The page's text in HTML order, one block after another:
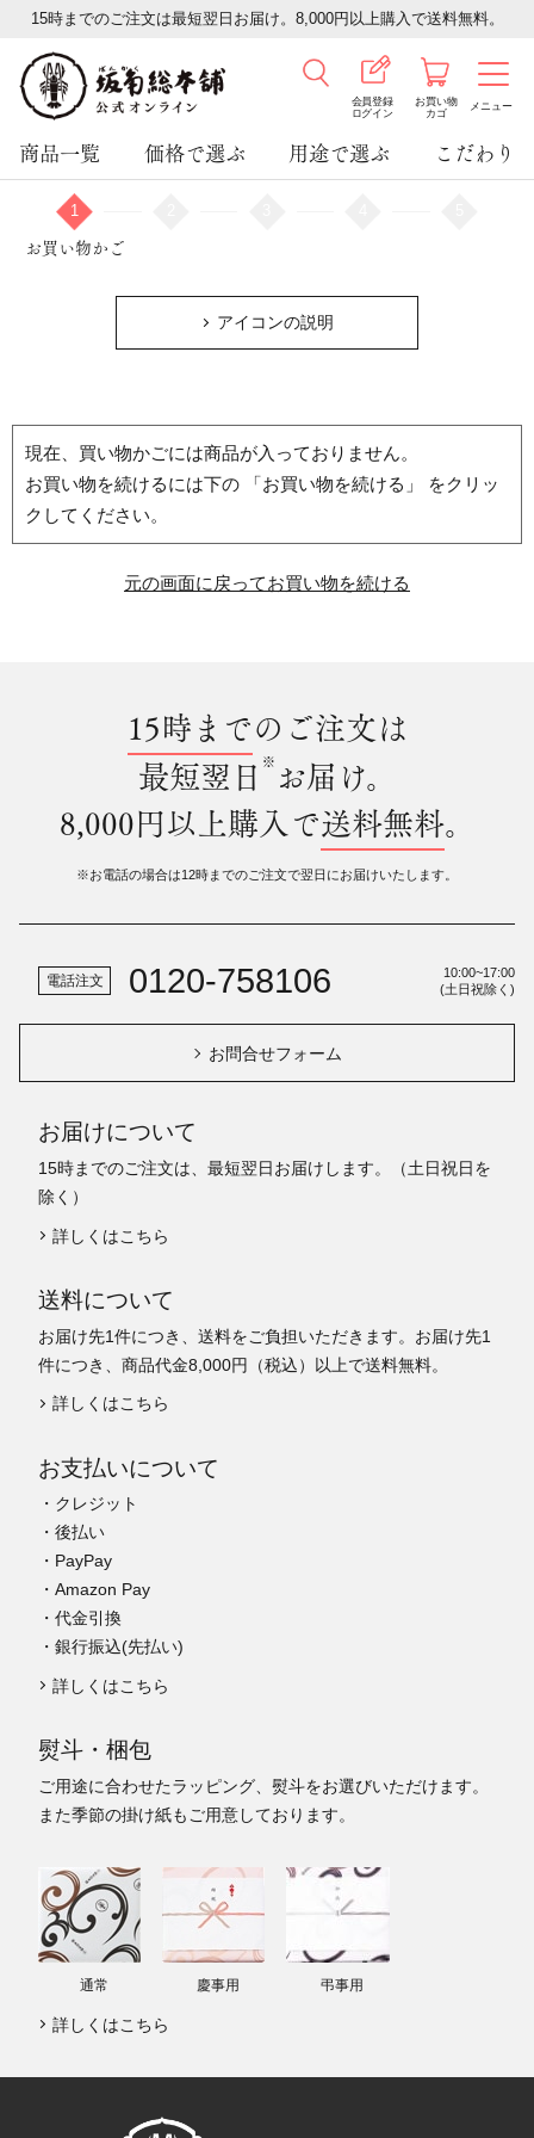
15時までのご注文は最短翌日お届け。8,000円以上購入で送料無料。
会員登録
ログイン
お買い物
カゴ
メニュー
商品一覧 価格で選ぶ 用途で選ぶ こだわり
1
お買い物かご
アイコンの説明
現在、買い物かごには商品が入っておりません。
お買い物を続けるには下の 「お買い物を続ける」 をクリッ
クしてください。
元の画面に戻ってお買い物を続ける
15時までのご注文は
最短翌日 ※ お届け。
8,000円以上購入で送料無料。
※お電話の場合は12時までのご注文で翌日にお届けいたします。
電話注文 0120-758106
10:00~17:00
(土日祝除く)
お問合せフォーム
お届けについて
15時までのご注文は、最短翌日お届けします。（土日祝日を
除く）
詳しくはこちら
送料について
お届け先1件につき、送料をご負担いただきます。お届け先1
件につき、商品代金8,000円（税込）以上で送料無料。
詳しくはこちら
お支払いについて
・クレジット
・後払い
・PayPay
・Amazon Pay
・代金引換
・銀行振込(先払い)
詳しくはこちら
熨斗・梱包
ご用途に合わせたラッピング、熨斗をお選びいただけます。
また季節の掛け紙もご用意しております。
通常 慶事用 弔事用
詳しくはこちら